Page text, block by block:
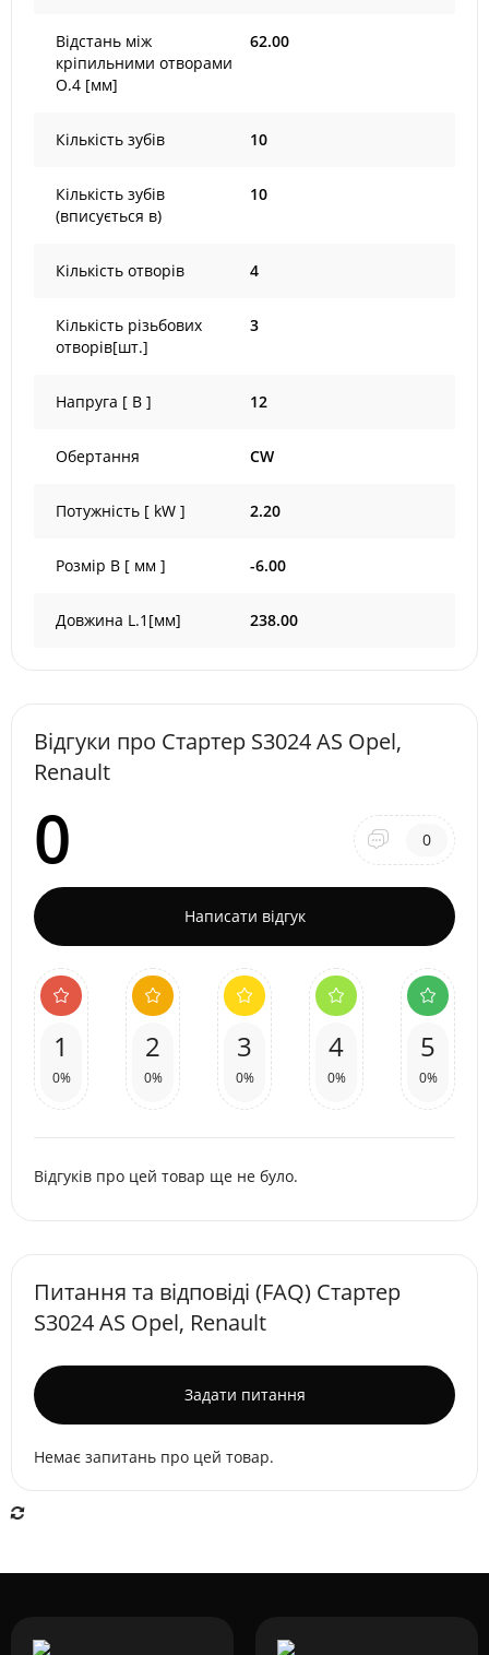
Відстань між
кріпильними отворами
O.4 [мм]
62.00
Кількість зубів 10
Кількість зубів
(вписується в)
10
Кількість отворів 4
Кількість різьбових
отворів[шт.]
3
Напруга [ В ] 12
Обертання CW
Потужність [ kW ] 2.20
Розмір B [ мм ] -6.00
Довжина L.1[мм] 238.00
Відгуки про Стартер S3024 AS Opel,
Renault
0 0
Написати відгук
1
0%
2
0%
3
0%
4
0%
5
0%
Відгуків про цей товар ще не було.
Питання та відповіді (FAQ) Стартер
S3024 AS Opel, Renault
Задати питання
Немає запитань про цей товар.